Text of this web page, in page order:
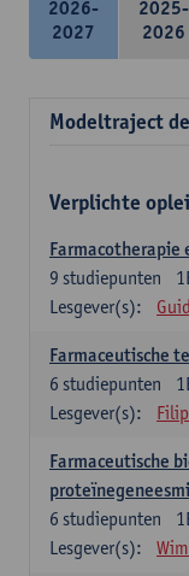
2026-
2027
2025-
2026
Modeltraject
Verplichte
Farmacotherapie
9 studiepunten
Lesgever(s):
Farmaceutische
6 studiepunten
Lesgever(s):
Farmaceutische
6 studiepunten
Lesgever(s):